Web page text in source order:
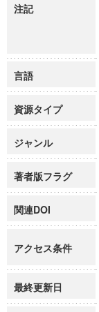
注記
言語
資源タイプ
ジャンル
著者版フラグ
関連DOI
アクセス条件
最終更新日